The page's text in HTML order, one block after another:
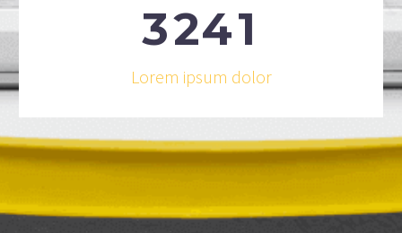
3241
Lorem ipsum dolor